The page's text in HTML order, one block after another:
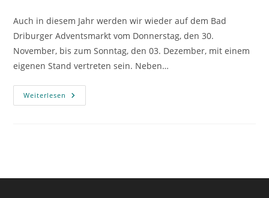
Auch in diesem Jahr werden wir wieder auf dem Bad
Driburger Adventsmarkt vom Donnerstag, den 30.
November, bis zum Sonntag, den 03. Dezember, mit einem
eigenen Stand vertreten sein. Neben…
Weiterlesen KjG
Auf